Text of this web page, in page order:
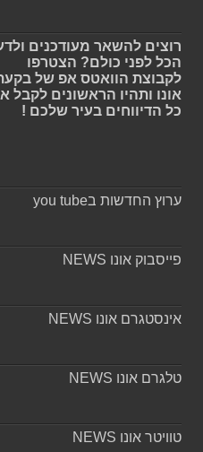
רוצים להשאר מעודכנים
הכל לפני כולם? הצטרפו
לקבוצת הוואטס אפ של
אונו ותהיו הראשונים לקבל
כל הדיווחים בעיר שלכם !
ערוץ החדשות בyou tube
פייסבוק אונו NEWS
אינסטגרם אונו NEWS
טלגרם אונו NEWS
טוויטר אונו NEWS